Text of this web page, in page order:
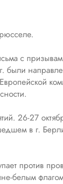
с
были
26-27
в г.
против
белым